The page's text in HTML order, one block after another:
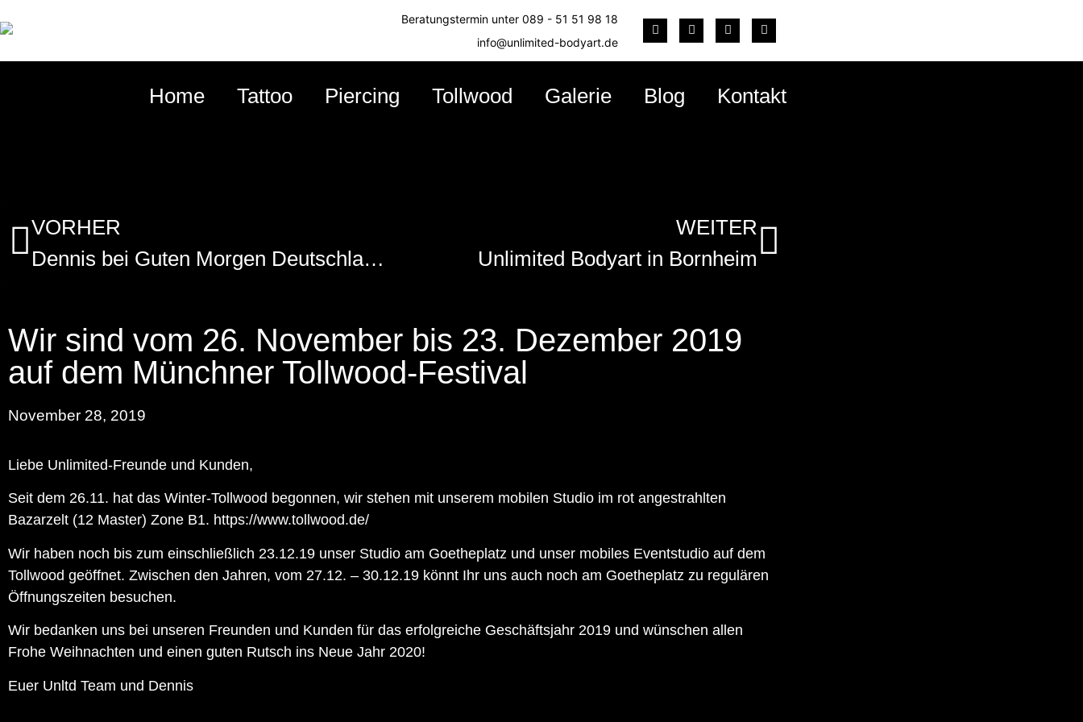
Beratungstermin unter089 - 51 51 98 18
info@unlimited-bodyart.de
Home Tattoo Piercing Tollwood Galerie Blog Kontakt
VORHER
Dennis bei Guten Morgen Deutschland auf RTL
WEITER
Unlimited Bodyart in Bornheim
Wir sind vom 26. November bis 23. Dezember 2019
auf dem Münchner Tollwood-Festival
November 28, 2019
Liebe Unlimited-Freunde und Kunden,
Seit dem 26.11. hat das Winter-Tollwood begonnen, wir stehen mit unserem mobilen Studio im rot angestrahlten
Bazarzelt (12 Master) Zone B1. https://www.tollwood.de/
Wir haben noch bis zum einschließlich 23.12.19 unser Studio am Goetheplatz und unser mobiles Eventstudio auf dem
Tollwood geöffnet. Zwischen den Jahren, vom 27.12. – 30.12.19 könnt Ihr uns auch noch am Goetheplatz zu regulären
Öffnungszeiten besuchen.
Wir bedanken uns bei unseren Freunden und Kunden für das erfolgreiche Geschäftsjahr 2019 und wünschen allen
Frohe Weihnachten und einen guten Rutsch ins Neue Jahr 2020!
Euer Unltd Team und Dennis